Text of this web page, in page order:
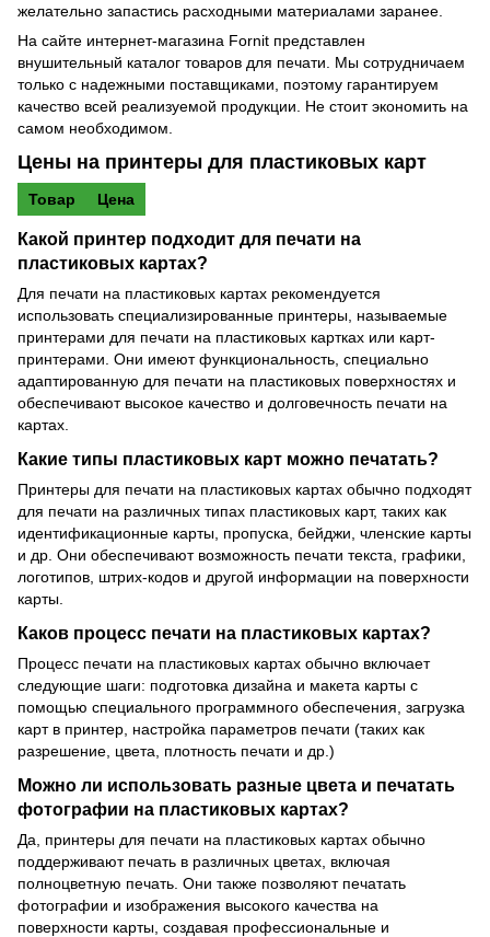
желательно запастись расходными материалами заранее.
На сайте интернет-магазина Fornit представлен
внушительный каталог товаров для печати. Мы сотрудничаем
только с надежными поставщиками, поэтому гарантируем
качество всей реализуемой продукции. Не стоит экономить на
самом необходимом.
Цены на принтеры для пластиковых карт
Товар Цена
Какой принтер подходит для печати на
пластиковых картах?
Для печати на пластиковых картах рекомендуется
использовать специализированные принтеры, называемые
принтерами для печати на пластиковых картках или карт-
принтерами. Они имеют функциональность, специально
адаптированную для печати на пластиковых поверхностях и
обеспечивают высокое качество и долговечность печати на
картах.
Какие типы пластиковых карт можно печатать?
Принтеры для печати на пластиковых картах обычно подходят
для печати на различных типах пластиковых карт, таких как
идентификационные карты, пропуска, бейджи, членские карты
и др. Они обеспечивают возможность печати текста, графики,
логотипов, штрих-кодов и другой информации на поверхности
карты.
Каков процесс печати на пластиковых картах?
Процесс печати на пластиковых картах обычно включает
следующие шаги: подготовка дизайна и макета карты с
помощью специального программного обеспечения, загрузка
карт в принтер, настройка параметров печати (таких как
разрешение, цвета, плотность печати и др.)
Можно ли использовать разные цвета и печатать
фотографии на пластиковых картах?
Да, принтеры для печати на пластиковых картах обычно
поддерживают печать в различных цветах, включая
полноцветную печать. Они также позволяют печатать
фотографии и изображения высокого качества на
поверхности карты, создавая профессиональные и